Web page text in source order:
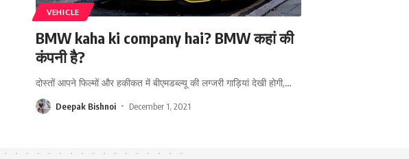
VEHICLE
BMW kaha ki company hai? BMW कहां की
कंपनी है?
दोस्तों आपने फिल्मों और हकीकत में बीएमडब्ल्यू की लग्जरी गाड़ियां देखी होगी,…
Deepak Bishnoi December 1, 2021